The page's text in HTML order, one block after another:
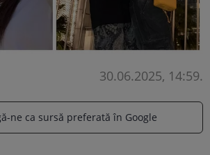
30.06.2025, 14:59.
ne ca sursă preferată în Google